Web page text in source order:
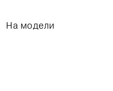
На модели